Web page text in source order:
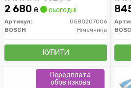
2 680 ₴ сьогодні
Артикул:
0580207006
BOSCH
Німеччина
КУПИТИ
Передплата
обов'язкова